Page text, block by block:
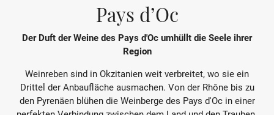
S
a
m
l
Pays d’Oc
Der Duft der Weine des Pays d'Oc umhüllt die Seele ihrer
Region
Weinreben sind in Okzitanien weit verbreitet, wo sie ein
Drittel der Anbaufläche ausmachen. Von der Rhône bis zu
den Pyrenäen blühen die Weinberge des Pays d'Oc in einer